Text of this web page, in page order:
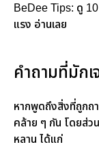
BeDee Tips: ดู 10
แรง อ่านเลย
คำถามที่มัก
หากพูดถึงสิ่งที่ถูกถ
คล้าย ๆ กัน โดยส่ว
หลาน ได้แก่